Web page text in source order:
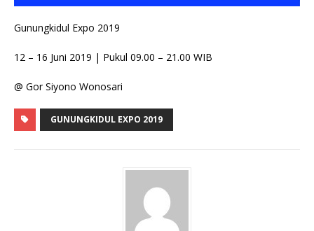
Gunungkidul Expo 2019
12 – 16 Juni 2019 | Pukul 09.00 – 21.00 WIB
@ Gor Siyono Wonosari
GUNUNGKIDUL EXPO 2019